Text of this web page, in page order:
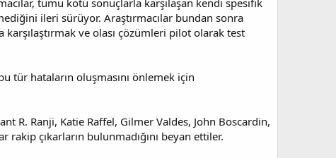
tümü kötü sonuçlarla karşılaşan kendi spesifik
ileri sürüyor. Araştırmacılar bundan sonra
karşılaştırmak ve olası çözümleri pilot olarak test
tür hataların oluşmasını önlemek için
R. Ranji, Katie Raffel, Gilmer Valdes, John Boscardin,
rakip çıkarların bulunmadığını beyan ettiler.